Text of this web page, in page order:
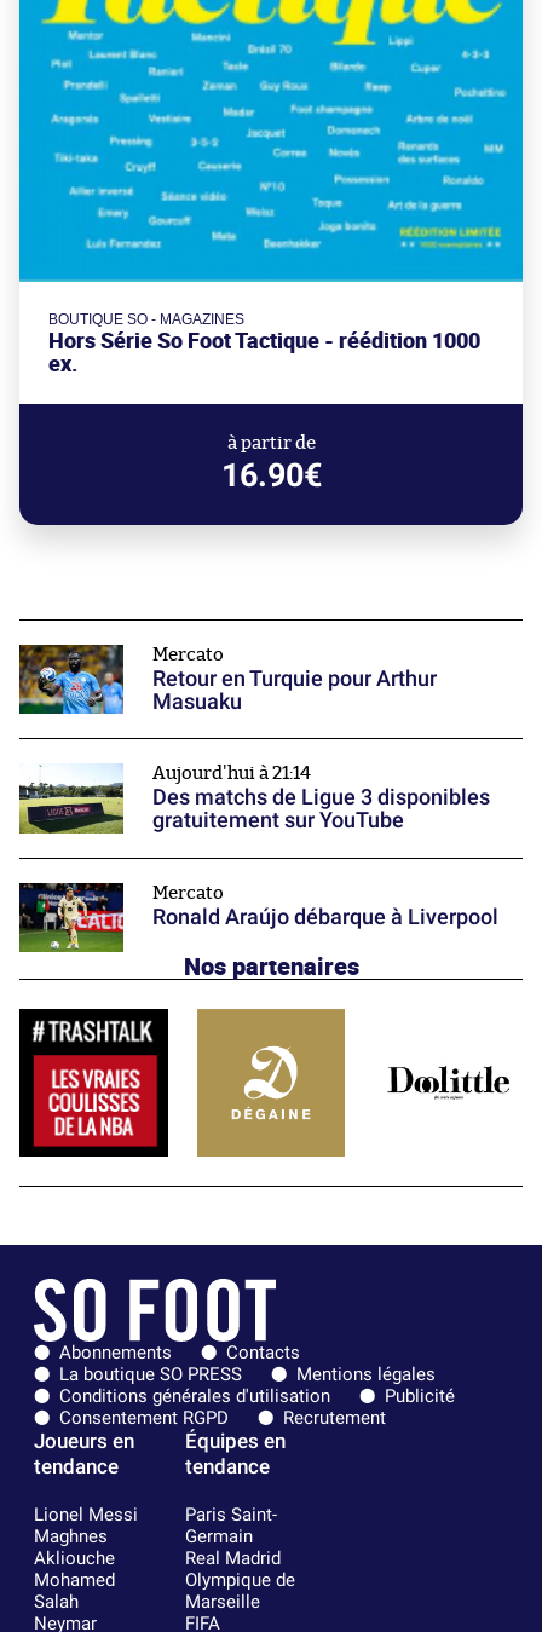
BOUTIQUE SO - MAGAZINES
Hors Série So Foot Tactique - réédition 1000
ex.
à partir de
16.90€
Mercato
Retour en Turquie pour Arthur
Masuaku
Aujourd'hui à 21:14
Des matchs de Ligue 3 disponibles
gratuitement sur YouTube
Mercato
Ronald Araújo débarque à Liverpool
Nos partenaires
Abonnements
Contacts
La boutique SO PRESS
Mentions légales
Conditions générales d'utilisation
Publicité
Consentement RGPD
Recrutement
Joueurs en
tendance
Lionel Messi
Maghnes
Akliouche
Mohamed
Salah
Neymar
Équipes en
tendance
Paris Saint-
Germain
Real Madrid
Olympique de
Marseille
FIFA